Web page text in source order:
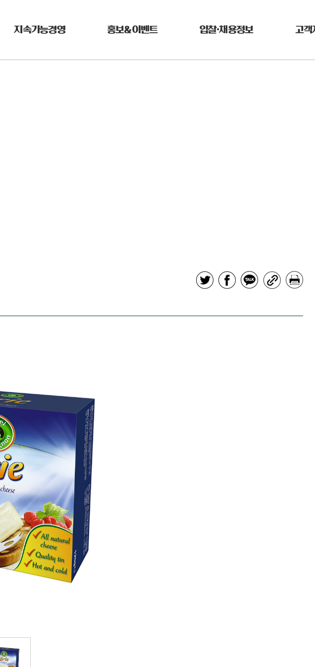
지속가능경영 홍보&이벤트 입찰•채용정보 고객